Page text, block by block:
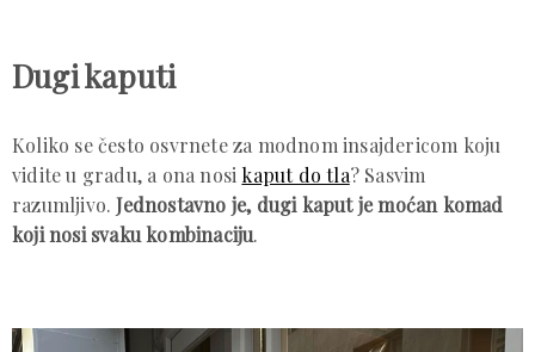
Dugi kaputi
Koliko se često osvrnete za modnom insajdericom koju
vidite u gradu, a ona nosi kaput do tla? Sasvim
razumljivo.Jednostavno je, dugi kaput je moćan komad
koji nosi svaku kombinaciju.